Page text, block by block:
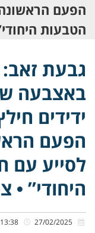
הפעם
הטבעות
גבעת
באצבעה
ידידים
הפעם
לסייע עם
היחודי” •